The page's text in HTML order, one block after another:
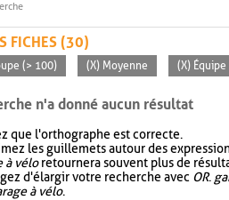
FICHES (30)
(> 100) (X) Moyenne (X) Équipe
n'a donné aucun résultat
que l'orthographe est correcte.
les guillemets autour des
à véloretournera souvent plus de
d'élargir votre recherche avec OR.
à vélo.